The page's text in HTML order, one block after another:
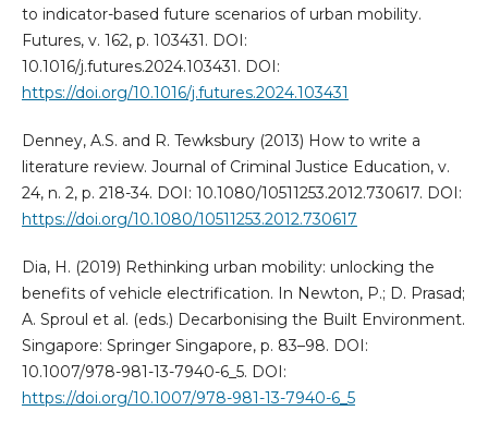
to indicator-based future scenarios of urban mobility.
Futures, v. 162, p. 103431. DOI:
10.1016/j.futures.2024.103431. DOI:
https://doi.org/10.1016/j.futures.2024.103431
Denney, A.S. and R. Tewksbury (2013) How to write a
literature review. Journal of Criminal Justice Education, v.
24, n. 2, p. 218-34. DOI: 10.1080/10511253.2012.730617. DOI:
https://doi.org/10.1080/10511253.2012.730617
Dia, H. (2019) Rethinking urban mobility: unlocking the
benefits of vehicle electrification. In Newton, P.; D. Prasad;
A. Sproul et al. (eds.) Decarbonising the Built Environment.
Singapore: Springer Singapore, p. 83–98. DOI:
10.1007/978-981-13-7940-6_5. DOI:
https://doi.org/10.1007/978-981-13-7940-6_5